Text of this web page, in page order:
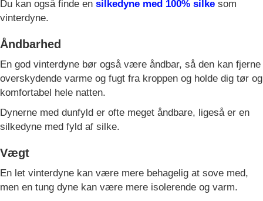
Du kan også finde en silkedyne med 100% silke som
vinterdyne.
Åndbarhed
En god vinterdyne bør også være åndbar, så den kan fjerne
overskydende varme og fugt fra kroppen og holde dig tør og
komfortabel hele natten.
Dynerne med dunfyld er ofte meget åndbare, ligeså er en
silkedyne med fyld af silke.
Vægt
En let vinterdyne kan være mere behagelig at sove med,
men en tung dyne kan være mere isolerende og varm.